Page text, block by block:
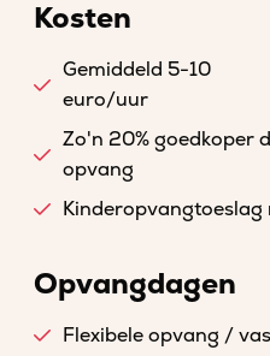
Kosten
Gemiddeld 5-10
euro/uur
Zo'n 20% goedkoper
opvang
Kinderopvangtoeslag
Opvangdagen
Flexibele opvang /